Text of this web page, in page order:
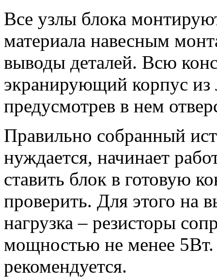
Все узлы блока
материала навесным
выводы деталей. Всю
экранирующий корпус из
предусмотрев в нем
Правильно собранный
нуждается, начинает
ставить блок в готовую
проверить. Для этого на
нагрузка – резисторы
мощностью не менее 5Вт.
рекомендуется.